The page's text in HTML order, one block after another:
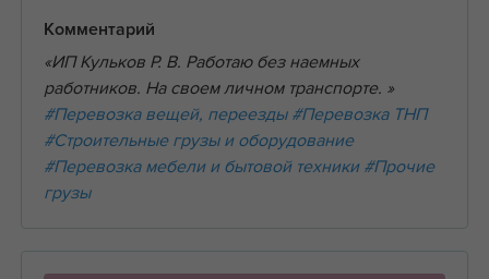
Комментарий
«ИП Кульков Р. В. Работаю без наемных
работников. На своем личном транспорте. »
#Перевозка вещей, переезды #Перевозка ТНП
#Строительные грузы и оборудование
#Перевозка мебели и бытовой техники #Прочие
грузы